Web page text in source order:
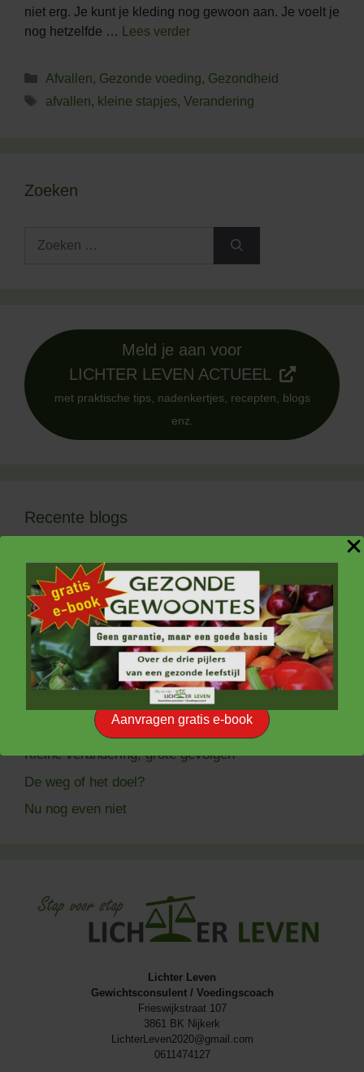
Aanvragen gratis e-book
niet erg. Je kunt je kleding nog gewoon aan. Je voelt je
nog hetzelfde …
Lees verder
Categorieën
Afvallen, Gezonde voeding, Gezondheid
Tags
afvallen, kleine stapjes, Verandering
Zoeken
Zoek
Meld je aan voor
LICHTER LEVEN ACTUEEL
met praktische tips, nadenkertjes, recepten, blogs
enz.
Recente blogs
Kom in beweging
Links of rechts?
Ken de hamster in je brein
Mijd ultrabewerkt voedsel
Waarom afvallen soms niet lukt
Goede voornemens…..
Campingslippers en gedragsverandering
Kleine verandering, grote gevolgen
De weg of het doel?
Nu nog even niet
Lichter Leven
Gewichtsconsulent / Voedingscoach
Frieswijkstraat 107
3861 BK Nijkerk
LichterLeven2020@gmail.com
0611474127